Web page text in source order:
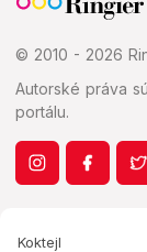
© 2010 - 2026
Autorské práva
portálu.
Koktejl